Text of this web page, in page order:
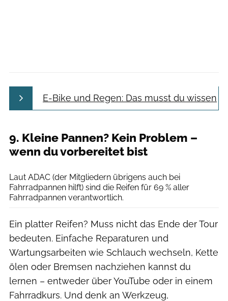
E-Bike und Regen: Das musst du wissen
9. Kleine Pannen? Kein Problem –
wenn du vorbereitet bist
Laut ADAC (der Mitgliedern übrigens auch bei
Fahrradpannen hilft) sind die Reifen für 69 % aller
Fahrradpannen verantwortlich.
Ein platter Reifen? Muss nicht das Ende der Tour
bedeuten. Einfache Reparaturen und
Wartungsarbeiten wie Schlauch wechseln, Kette
ölen oder Bremsen nachziehen kannst du
lernen – entweder über YouTube oder in einem
Fahrradkurs. Und denk an Werkzeug,